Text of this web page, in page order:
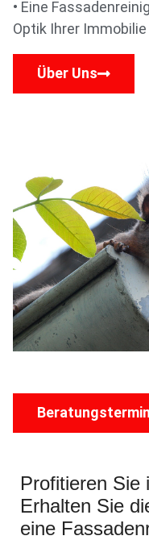
• Eine
Optik Ihrer Immobilie
Über Uns
Profitieren Sie
Erhalten Sie
eine